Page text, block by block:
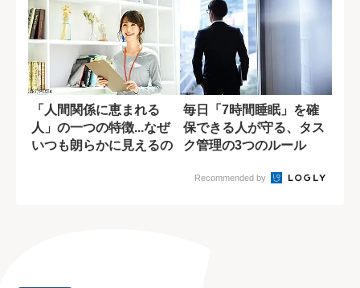
「人間関係に恵まれる
人」の一つの特徴...なぜ
いつも朗らかに見えるの
毎日「7時間睡眠」を確
保できる人が守る、タス
ク管理の3つのルール
Recommended by